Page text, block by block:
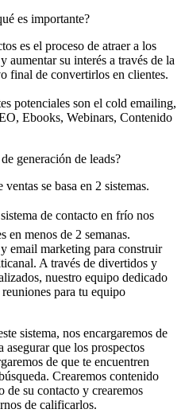
es importante?
es el proceso de atraer a los
aumentar su interés a través de la
final de convertirlos en clientes.
potenciales son el cold emailing,
Ebooks, Webinars, Contenido
generación de leads?
se basa en 2 sistemas.
de contacto en frío nos
en menos de 2 semanas.
email marketing para construir
A través de divertidos y
nuestro equipo dedicado
para tu equipo
sistema, nos encargaremos de
asegurar que los prospectos
de que te encuentren
Crearemos contenido
de su contacto y crearemos
de calificarlos.